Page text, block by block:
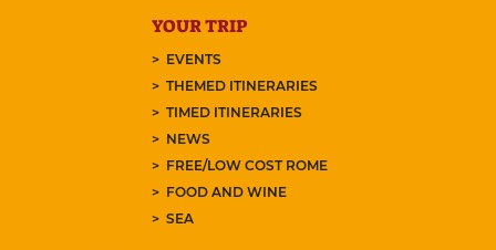
YOUR TRIP
EVENTS
THEMED ITINERARIES
TIMED ITINERARIES
NEWS
FREE/LOW COST ROME
FOOD AND WINE
SEA